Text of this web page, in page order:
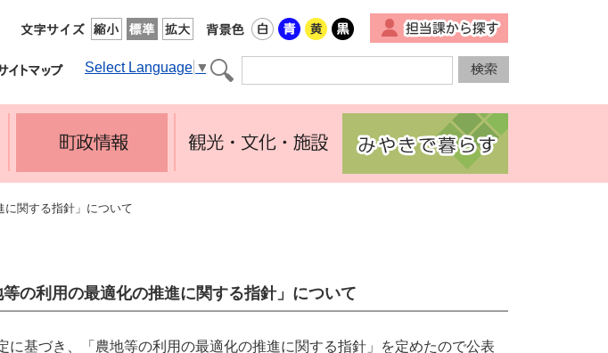
Select Language ▼
関する指針」について
の利用の最適化の推進に関する指針」について
に基づき、「農地等の利用の最適化の推進に関する指針」を定めたので公表